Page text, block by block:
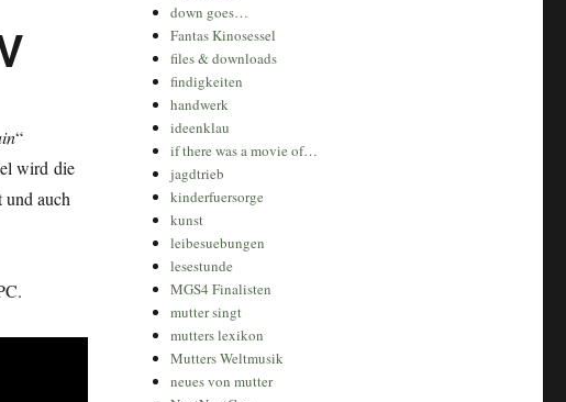
“
wird die
und auch
down goes…
Fantas Kinosessel
files & downloads
findigkeiten
handwerk
ideenklau
if there was a movie of…
jagdtrieb
kinderfuersorge
kunst
leibesuebungen
lesestunde
MGS4 Finalisten
mutter singt
mutters lexikon
Mutters Weltmusik
neues von mutter